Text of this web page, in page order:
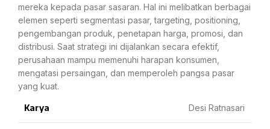
mereka kepada pasar sasaran. Hal ini melibatkan berbagai
elemen seperti segmentasi pasar, targeting, positioning,
pengembangan produk, penetapan harga, promosi, dan
distribusi. Saat strategi ini dijalankan secara efektif,
perusahaan mampu memenuhi harapan konsumen,
mengatasi persaingan, dan memperoleh pangsa pasar
yang kuat.
Karya Desi Ratnasari